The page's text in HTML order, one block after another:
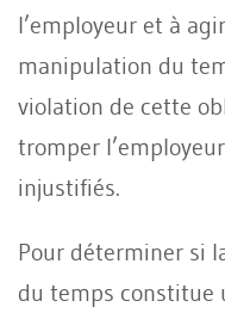
l’employeur et à
manipulation du
violation de cette
tromper
injustifiés.
Pour déterminer si
du temps constitue